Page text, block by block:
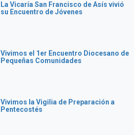
La Vicaría San Francisco de Asís vivió
su Encuentro de Jóvenes
Vivimos el 1er Encuentro Diocesano de
Pequeñas Comunidades
Vivimos la Vigilia de Preparación a
Pentecostés